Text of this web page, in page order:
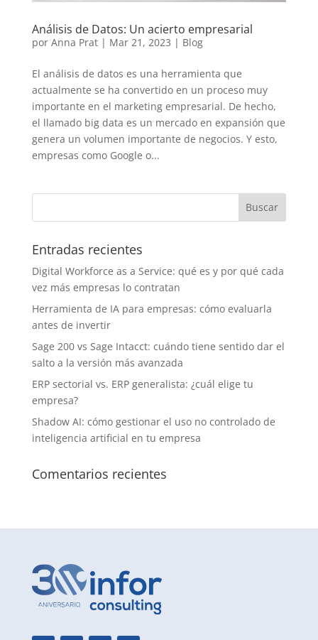
Análisis de Datos: Un acierto empresarial
por Anna Prat| Mar 21, 2023 | Blog
El análisis de datos es una herramienta que
actualmente se ha convertido en un proceso muy
importante en el marketing empresarial. De hecho,
el llamado big data es un mercado en expansión que
genera un volumen importante de negocios. Y esto,
empresas como Google o...
Entradas recientes
Digital Workforce as a Service: qué es y por qué cada
vez más empresas lo contratan
Herramienta de IA para empresas: cómo evaluarla
antes de invertir
Sage 200 vs Sage Intacct: cuándo tiene sentido dar el
salto a la versión más avanzada
ERP sectorial vs. ERP generalista: ¿cuál elige tu
empresa?
Shadow AI: cómo gestionar el uso no controlado de
inteligencia artificial en tu empresa
Comentarios recientes